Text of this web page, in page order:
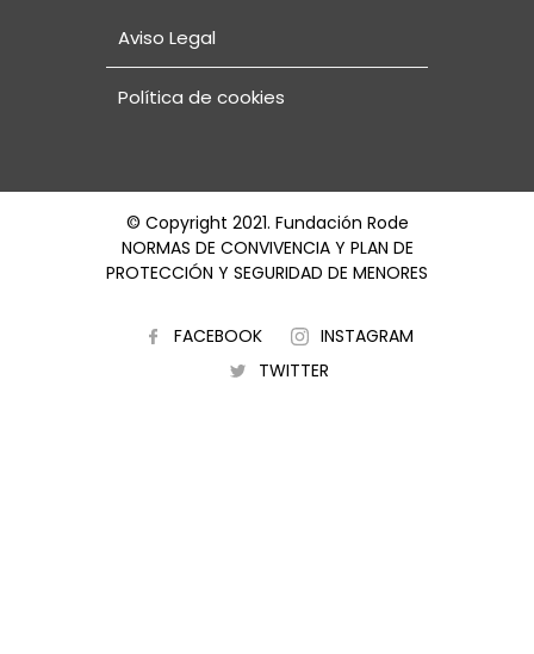
Aviso Legal
Política de cookies
© Copyright 2021. Fundación Rode
NORMAS DE CONVIVENCIA Y PLAN DE
PROTECCIÓN Y SEGURIDAD DE MENORES
FACEBOOK
INSTAGRAM
TWITTER